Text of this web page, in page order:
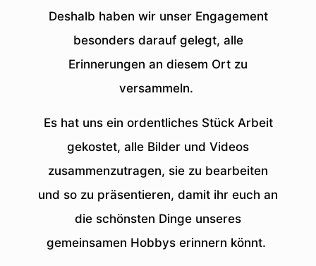
Deshalb haben wir unser Engagement
besonders darauf gelegt, alle
Erinnerungen an diesem Ort zu
versammeln.
Es hat uns ein ordentliches Stück Arbeit
gekostet, alle Bilder und Videos
zusammenzutragen, sie zu bearbeiten
und so zu präsentieren, damit ihr euch an
die schönsten Dinge unseres
gemeinsamen Hobbys erinnern könnt.